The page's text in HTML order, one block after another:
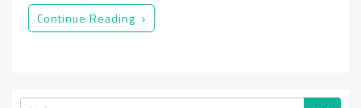
Continue Reading